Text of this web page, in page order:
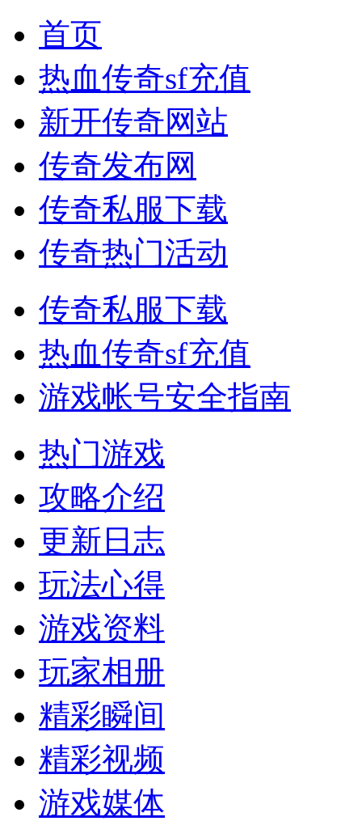
首页
热血传奇sf充值
新开传奇网站
传奇发布网
传奇私服下载
传奇热门活动
传奇私服下载
热血传奇sf充值
游戏帐号安全指南
热门游戏
攻略介绍
更新日志
玩法心得
游戏资料
玩家相册
精彩瞬间
精彩视频
游戏媒体